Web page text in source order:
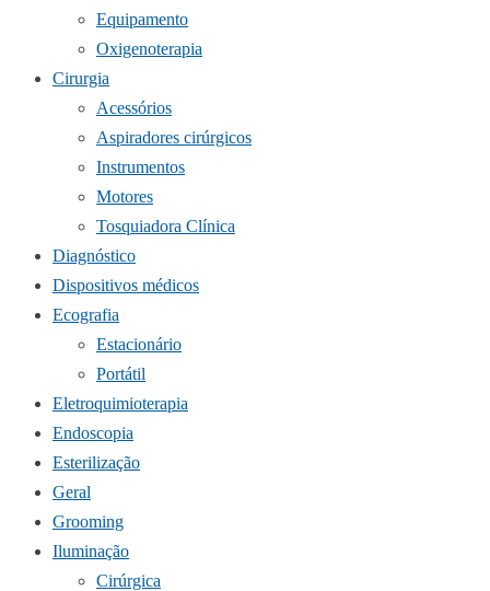
Equipamento
Oxigenoterapia
Cirurgia
Acessórios
Aspiradores cirúrgicos
Instrumentos
Motores
Tosquiadora Clínica
Diagnóstico
Dispositivos médicos
Ecografia
Estacionário
Portátil
Eletroquimioterapia
Endoscopia
Esterilização
Geral
Grooming
Iluminação
Cirúrgica